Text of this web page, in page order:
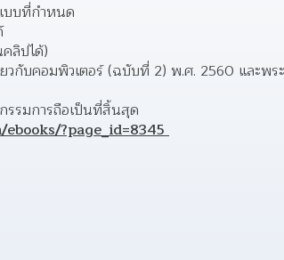
บบที่กำหนด
ลิปได้)
กับคอมพิวเตอร์ (ฉบับที่ 2) พ.ศ. 2560 และพร
รมการถือเป็นที่สิ้นสุด
?page_id=8345